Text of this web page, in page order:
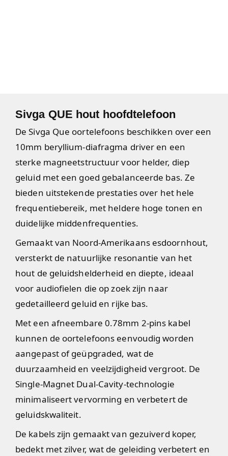
Sivga QUE hout hoofdtelefoon
De Sivga Que oortelefoons beschikken over een
10mm beryllium-diafragma driver en een
sterke magneetstructuur voor helder, diep
geluid met een goed gebalanceerde bas. Ze
bieden uitstekende prestaties over het hele
frequentiebereik, met heldere hoge tonen en
duidelijke middenfrequenties.
Gemaakt van Noord-Amerikaans esdoornhout,
versterkt de natuurlijke resonantie van het
hout de geluidshelderheid en diepte, ideaal
voor audiofielen die op zoek zijn naar
gedetailleerd geluid en rijke bas.
Met een afneembare 0.78mm 2-pins kabel
kunnen de oortelefoons eenvoudig worden
aangepast of geüpgraded, wat de
duurzaamheid en veelzijdigheid vergroot. De
Single-Magnet Dual-Cavity-technologie
minimaliseert vervorming en verbetert de
geluidskwaliteit.
De kabels zijn gemaakt van gezuiverd koper,
bedekt met zilver, wat de geleiding verbetert en